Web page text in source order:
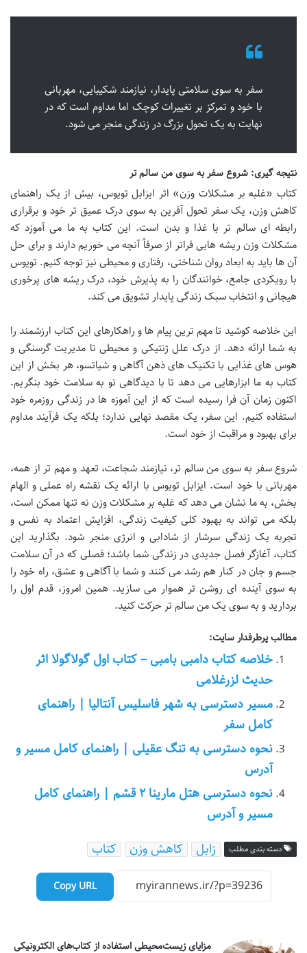
سفر به سوی سلامتی پایدار، نیازمند شکیبایی، مهربانی
با خود و تمرکز بر تغییرات کوچک اما مداوم است که در
نهایت به یک تحول بزرگ در زندگی منجر می شود.
نتیجه گیری: شروع سفر به سوی من سالم تر
کتاب «غلبه بر مشکلات وزن» اثر ایزابل تویوس، بیش از یک راهنمای
کاهش وزن، یک سفر تحول آفرین به سوی درک عمیق تر خود و برقراری
رابطه ای سالم تر با غذا و بدن است. این کتاب به ما می آموزد که
مشکلات وزن ریشه هایی فراتر از صرفاً آنچه می خوریم دارند و برای حل
آن ها باید به ابعاد روان شناختی، رفتاری و محیطی نیز توجه کنیم. تویوس
با رویکردی جامع، خوانندگان را به پذیرش خود، درک ریشه های پرخوری
هیجانی و انتخاب سبک زندگی پایدار تشویق می کند.
این خلاصه کوشید تا مهم ترین پیام ها و راهکارهای این کتاب ارزشمند را
به شما ارائه دهد. از درک علل ژنتیکی و محیطی تا مدیریت گرسنگی و
هوس های غذایی با تکنیک های ذهن آگاهی و شیاتسو، هر بخش از این
کتاب به ما ابزارهایی می دهد تا با دیدگاهی نو به سلامت خود بنگریم.
اکنون زمان آن فرا رسیده است که از این آموزه ها در زندگی روزمره خود
استفاده کنیم. این سفر، یک مقصد نهایی ندارد؛ بلکه یک فرآیند مداوم
برای بهبود و مراقبت از خود است.
شروع سفر به سوی من سالم تر، نیازمند شجاعت، تعهد و مهم تر از همه،
مهربانی با خود است. ایزابل تویوس با ارائه یک نقشه راه عملی و الهام
بخش، به ما نشان می دهد که غلبه بر مشکلات وزن نه تنها ممکن است،
بلکه می تواند به بهبود کلی کیفیت زندگی، افزایش اعتماد به نفس و
تجربه یک زندگی سرشار از شادابی و انرژی منجر شود. بگذارید این
کتاب، آغازگر فصل جدیدی در زندگی شما باشد؛ فصلی که در آن سلامت
جسم و جان در کنار هم رشد می کنند و شما با آگاهی و عشق، راه خود را
به سوی آینده ای روشن تر هموار می سازید. همین امروز، قدم اول را
بردارید و به سوی یک من سالم تر حرکت کنید.
مطالب پرطرفدار سایت:
خلاصه کتاب دامبی بامبی – کتاب اول گولاگولا اثر
حدیث لزرغلامی
مسیر دسترسی به شهر فاسلیس آنتالیا | راهنمای
کامل سفر
نحوه دسترسی به تنگ عقیلی | راهنمای کامل مسیر و
آدرس
نحوه دسترسی هتل مارینا ۲ قشم | راهنمای کامل
مسیر و آدرس
دسته بندی مطلب زابل کاهش وزن کتاب
Copy URL
مزایای زیست‌محیطی استفاده از کتاب‌های الکترونیکی